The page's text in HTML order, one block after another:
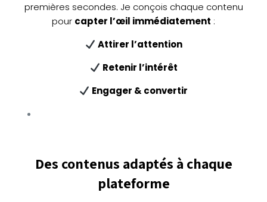
premières secondes. Je conçois chaque contenu
pour capter l’œil immédiatement :
Attirer l’attention
Retenir l’intérêt
Engager & convertir
Des contenus adaptés à chaque
plateforme